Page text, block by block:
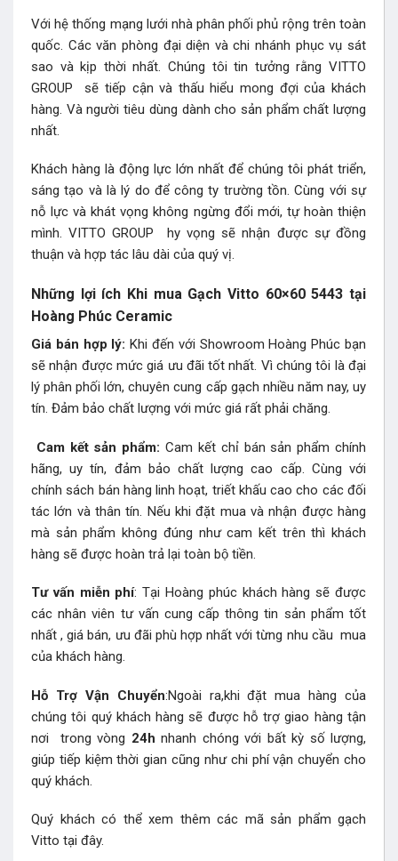
Với hệ thống mạng lưới nhà phân phối phủ rộng trên toàn
quốc. Các văn phòng đại diện và chi nhánh phục vụ sát
sao và kịp thời nhất. Chúng tôi tin tưởng rằng VITTO
GROUP sẽ tiếp cận và thấu hiểu mong đợi của khách
hàng. Và người tiêu dùng dành cho sản phẩm chất lượng
nhất.
Khách hàng là động lực lớn nhất để chúng tôi phát triển,
sáng tạo và là lý do để công ty trường tồn. Cùng với sự
nỗ lực và khát vọng không ngừng đổi mới, tự hoàn thiện
mình. VITTO GROUP hy vọng sẽ nhận được sự đồng
thuận và hợp tác lâu dài của quý vị.
Những lợi ích Khi mua Gạch Vitto 60×60 5443 tại
Hoàng Phúc Ceramic
Giá bán hợp lý:Khi đến với Showroom Hoàng Phúc bạn
sẽ nhận được mức giá ưu đãi tốt nhất. Vì chúng tôi là đại
lý phân phối lớn, chuyên cung cấp gạch nhiều năm nay, uy
tín. Đảm bảo chất lượng với mức giá rất phải chăng.
Cam kết sản phẩm: Cam kết chỉ bán sản phẩm chính
hãng, uy tín, đảm bảo chất lượng cao cấp. Cùng với
chính sách bán hàng linh hoạt, triết khấu cao cho các đối
tác lớn và thân tín. Nếu khi đặt mua và nhận được hàng
mà sản phẩm không đúng như cam kết trên thì khách
hàng sẽ được hoàn trả lại toàn bộ tiền.
Tư vấn miễn phí: Tại Hoàng phúc khách hàng sẽ được
các nhân viên tư vấn cung cấp thông tin sản phẩm tốt
nhất , giá bán, ưu đãi phù hợp nhất với từng nhu cầu mua
của khách hàng.
Hỗ Trợ Vận Chuyển:Ngoài ra,khi đặt mua hàng của
chúng tôi quý khách hàng sẽ được hỗ trợ giao hàng tận
nơi trong vòng 24h nhanh chóng với bất kỳ số lượng,
giúp tiếp kiệm thời gian cũng như chi phí vận chuyển cho
quý khách.
Quý khách có thể xem thêm các mã sản phẩm gạch
Vitto tại đây.